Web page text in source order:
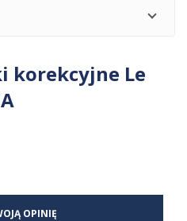
korekcyjne Le
OPINIĘ